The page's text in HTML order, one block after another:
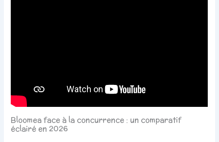
Bloomea face à la concurrence : un comparatif
éclairé en 2026